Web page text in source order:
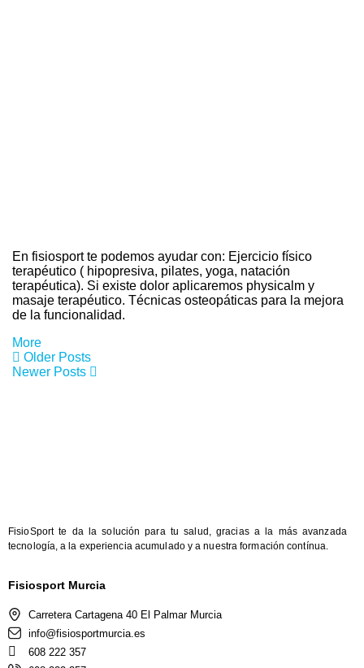
En fisiosport te podemos ayudar con: Ejercicio físico
terapéutico ( hipopresiva, pilates, yoga, natación
terapéutica). Si existe dolor aplicaremos physicalm y
masaje terapéutico. Técnicas osteopáticas para la mejora
de la funcionalidad.
More
Older Posts
Newer Posts
FisioSport te da la solución para tu salud, gracias a la más avanzada
tecnología, a la experiencia acumulado y a nuestra formación contínua.
Fisiosport Murcia
Carretera Cartagena 40 El Palmar Murcia
info@fisiosportmurcia.es
608 222 357